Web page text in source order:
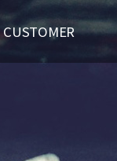
CUSTOMER